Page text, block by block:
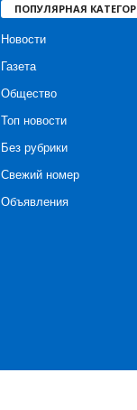
ПОПУЛЯРНАЯ
Новости
Газета
Общество
Топ новости
Без рубрики
Свежий номер
Объявления